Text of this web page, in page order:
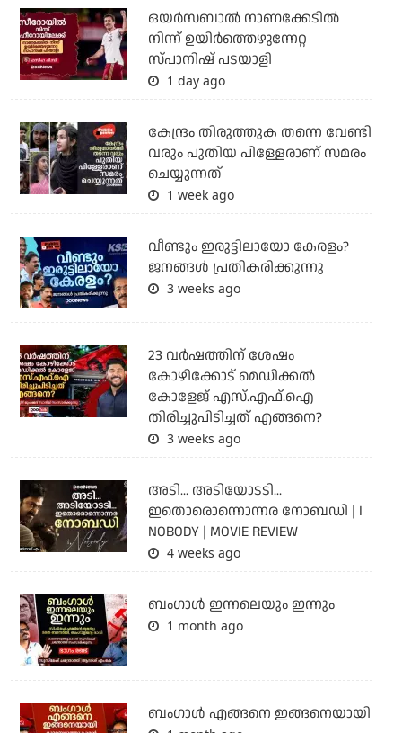
ഒയര്‍സബാൽ നാണക്കേടിൽ
നിന്ന് ഉയിർത്തെഴുന്നേറ്റ
സ്പാനിഷ് പടയാളി
1 day ago
കേന്ദ്രം തിരുത്തുക തന്നെ വേണ്ടി
വരും പുതിയ പിള്ളേരാണ് സമരം
ചെയ്യുന്നത്
1 week ago
വീണ്ടും ഇരുട്ടിലായോ കേരളം?
ജനങ്ങൾ പ്രതികരിക്കുന്നു
3 weeks ago
23 വർഷത്തിന് ശേഷം
കോഴിക്കോട് മെഡിക്കൽ
കോളേജ് എസ്.എഫ്.ഐ
തിരിച്ചുപിടിച്ചത് എങ്ങനെ?
3 weeks ago
അടി... അടിയോടടി...
ഇതൊരൊന്നൊന്നര നോബഡി | I
NOBODY | MOVIE REVIEW
4 weeks ago
ബംഗാള്‍ ഇന്നലെയും ഇന്നും
1 month ago
ബം​ഗാൾ എങ്ങനെ ഇങ്ങനെയായി